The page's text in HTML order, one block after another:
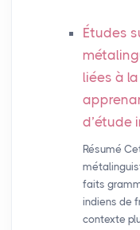
Études
liées à
d’étude
Résumé
faits
indiens de
contexte